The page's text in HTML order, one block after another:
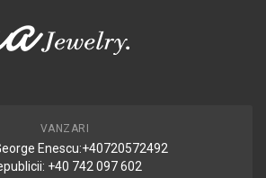
VANZARI
Enescu:+40720572492
+40 742 097 602